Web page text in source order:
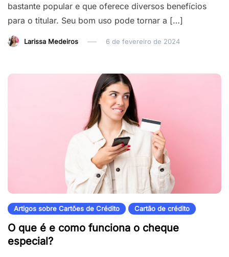
bastante popular e que oferece diversos benefícios
para o titular. Seu bom uso pode tornar a […]
Larissa Medeiros 6 de fevereiro de 2024
Artigos sobre Cartões de Crédito Cartão de crédito
O que é e como funciona o cheque
especial?